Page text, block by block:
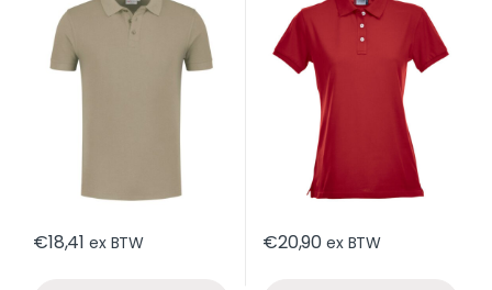
€18,41 ex BTW €20,90 ex BTW